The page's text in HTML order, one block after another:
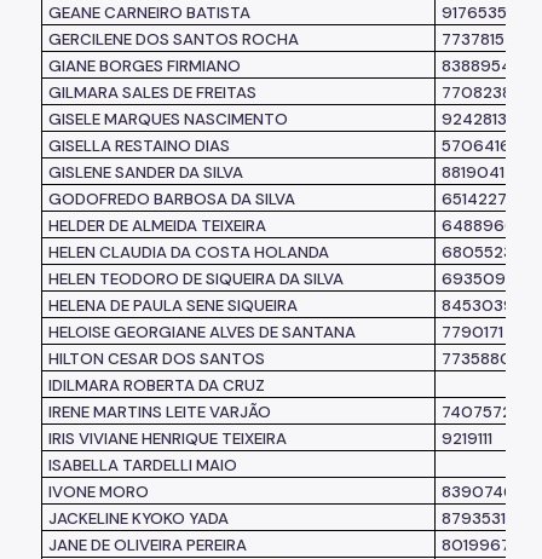
GEANE CARNEIRO BATISTA
9176535
GERCILENE DOS SANTOS ROCHA
7737815
GIANE BORGES FIRMIANO
8388954
GILMARA SALES DE FREITAS
7708238
GISELE MARQUES NASCIMENTO
9242813
GISELLA RESTAINO DIAS
5706416
GISLENE SANDER DA SILVA
8819041
GODOFREDO BARBOSA DA SILVA
6514227
HELDER DE ALMEIDA TEIXEIRA
6488960
HELEN CLAUDIA DA COSTA HOLANDA
6805523
HELEN TEODORO DE SIQUEIRA DA SILVA
6935095
HELENA DE PAULA SENE SIQUEIRA
8453039
HELOISE GEORGIANE ALVES DE SANTANA
7790171
HILTON CESAR DOS SANTOS
7735880
IDILMARA ROBERTA DA CRUZ
IRENE MARTINS LEITE VARJÃO
7407572
IRIS VIVIANE HENRIQUE TEIXEIRA
9219111
ISABELLA TARDELLI MAIO
IVONE MORO
8390746
JACKELINE KYOKO YADA
8793531
JANE DE OLIVEIRA PEREIRA
8019967